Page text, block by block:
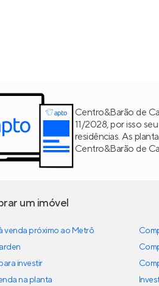
Centro&Barão de
11/2028, por isso
residências. As
Centro&Barão de
um imóvel
venda próximo ao Metrô
investir
na planta